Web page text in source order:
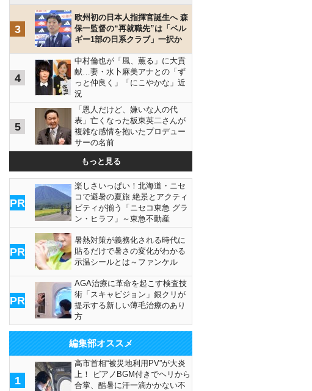
3
欧州初の日本人指揮官誕生へ 森
保一監督の“再就職先”は「ベル
ギー1部の日系クラブ」一択か
4
中村倫也が「風、薫る」に大貢
献…妻・水卜麻美アナとの「ず
っと仲良く」「にこやかな」近
況
5
「恩人だけど、嫌いな人の代
表」亡くなった板東英二さんが
複雑な感情を抱いたプロデュー
サーの名前
もっと見る
PR
楽しさいっぱい！北海道・ニセ
コで避暑の夏旅 絶景とアクティ
ビティが揃う「ニセコ東急 グラ
ン・ヒラフ」～東急不動産
PR
暑熱対策が義務化される時代に
貼るだけで暑さの変化がわかる
示温シールとは～ファンケル
PR
AGA治療に革命を起こす検査技
術「スキャビジョン」銀クリが
提示する新しい薄毛治療のあり
方
編集部オススメ
1
高市首相“被災地利用PV”が大炎
上！ ピアノBGM付きでヘリから
合掌、酷暑に汗一滴かかない不